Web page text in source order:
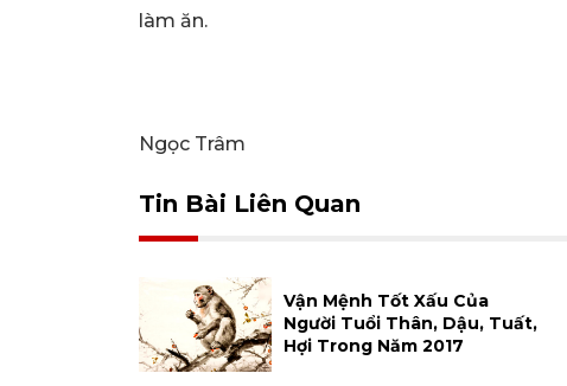
làm ăn.
Ngọc Trâm
Tin Bài Liên Quan
Vận Mệnh Tốt Xấu Của
Người Tuổi Thân, Dậu, Tuất,
Hợi Trong Năm 2017